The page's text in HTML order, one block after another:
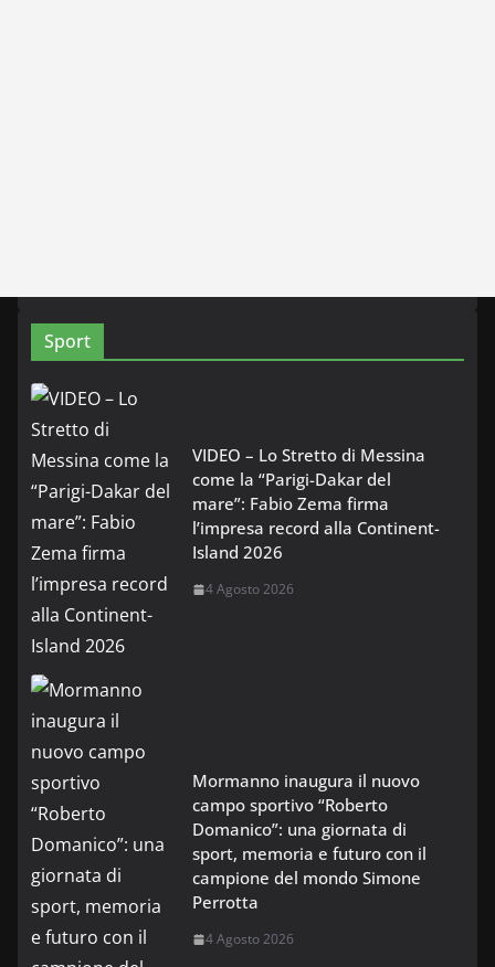
Sport
VIDEO – Lo Stretto di Messina
come la “Parigi-Dakar del
mare”: Fabio Zema firma
l’impresa record alla Continent-
Island 2026
4 Agosto 2026
Mormanno inaugura il nuovo
campo sportivo “Roberto
Domanico”: una giornata di
sport, memoria e futuro con il
campione del mondo Simone
Perrotta
4 Agosto 2026